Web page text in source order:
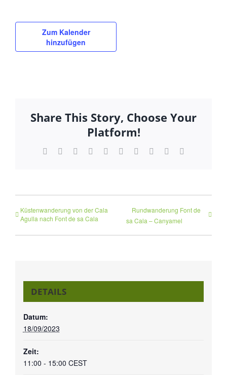
Zum Kalender
hinzufügen
Share This Story, Choose Your
Platform!
Facebook
TwitterReddit LinkedInWhatsApp
TumblrPinterest Xing
Küstenwanderung von der Cala
Agulla nach Font de sa Cala
Rundwanderung Font de
sa Cala – Canyamel
DETAILS
Datum:
18/09/2023
Zeit:
11:00 - 15:00 CEST